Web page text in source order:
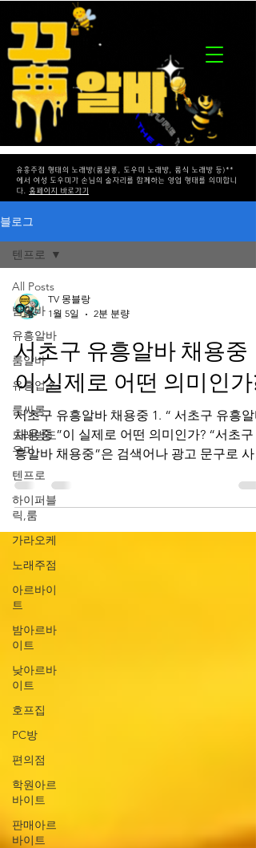
유흥주점 형태의 노래방(룸살롱, 도우미 노래방, 룸식 노래방 등)**
에서 여성 도우미가 손님의 술자리를 함께하는 영업 형태를 의미합니
다. 홈페이지 바로가기
블로그
All Posts
밤알바
유흥알바
룸알바
유흥업소
룸싸롱
노래방도
우미
텐프로
하이퍼블
릭,룸
가라오케
노래주점
아르바이
트
밤아르바
이트
낮아르바
이트
호프집
PC방
편의점
학원아르
바이트
판매아르
바이트
텐프로
TV 몽블랑
1월 5일
2분 분량
서초구 유흥알바 채용중
이 실제로 어떤 의미인가?
서초구 유흥알바 채용중 1. “ 서초구 유흥알바
채용중 ”이 실제로 어떤 의미인가? “서초구
흥알바 채용중”은 검색어나 광고 문구로 사
되면서 서초구(서울)에서 밤시간대 손님 응
바/라운지·노래방·서비스직 등의 알바 공고
있다는 의미 로 사용됩니다.하지만 이런 표현
을 그대로 적는 정식 구인 공고는 거의 없습
다 . 공식 채용 플랫폼에서는 서비스직, 접객
업, 바텐더·서버 등 같은 용어로 올라오는 경우
가 더 일반적입니다. 서초구 유흥알바 채용중
➡️ 공공 일자리 검색이나 지역 생활정보에서
유흥 관련 직종만 따로 모아 보여주는 건 대
분 없습니다 . 서초구 유흥알바 채용중 🔎 2. 서
초구/서울에서 “서비스·접객업” 알바 정보
는 실전 방법 ▶ ① 일반 구인구직 포털 (가장
안전 & 많이 쓰는 방식) 알바몬 / 알바천국 /
다음과 같은 현실적인 키워드 조합 으로 검색
해 보세요: ✔ 서초구